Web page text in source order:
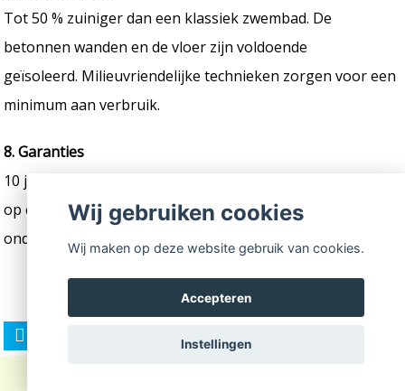
Tot 50 % zuiniger dan een klassiek zwembad. De
betonnen wanden en de vloer zijn voldoende
geïsoleerd. Milieuvriendelijke technieken zorgen voor een
minimum aan verbruik.
8. Garanties
10 jaar op waterdichtheid van kuip en leidingen, 10 jaar
op consistentie en homogeniteit van de kuip en 2 jaar op
onderdelen.
Wij gebruiken cookies
Wij maken op deze website gebruik van cookies.
Accepteren
Instellingen